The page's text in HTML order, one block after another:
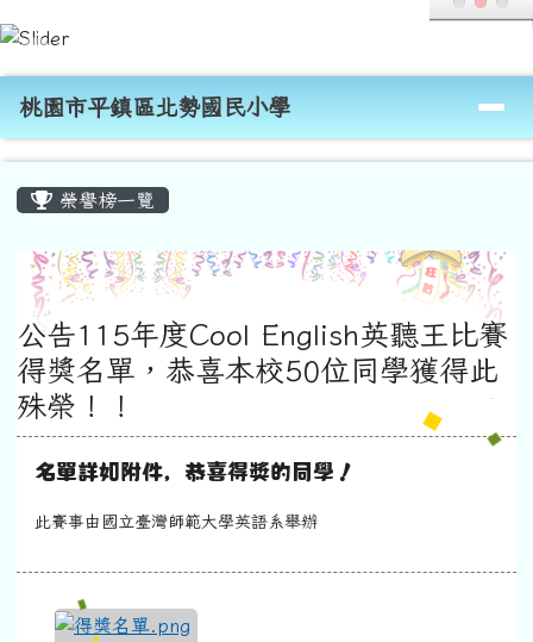
跳至主內容區
桃園市平鎮區北勢國民小學
導覽列
桃園市平鎮區北勢國民小學
榮譽榜一覽
公告115年度Cool English英聽王比賽
得獎名單，恭喜本校50位同學獲得此
殊榮！！
名單詳如附件，恭喜得獎的同學！
此賽事由國立臺灣師範大學英語系舉辦